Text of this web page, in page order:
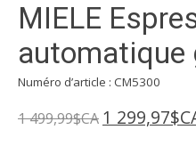
MIELE
automatique
Numéro d’article : CM5300
1 499,99$CA 1